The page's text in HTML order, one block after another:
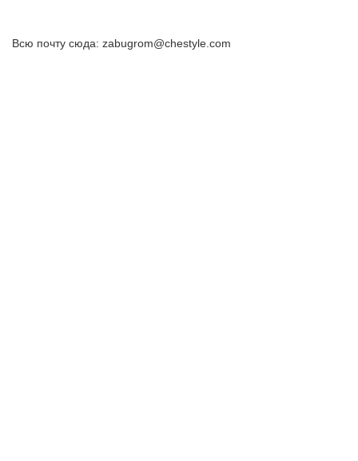
Всю почту сюда: zabugrom@chestyle.com